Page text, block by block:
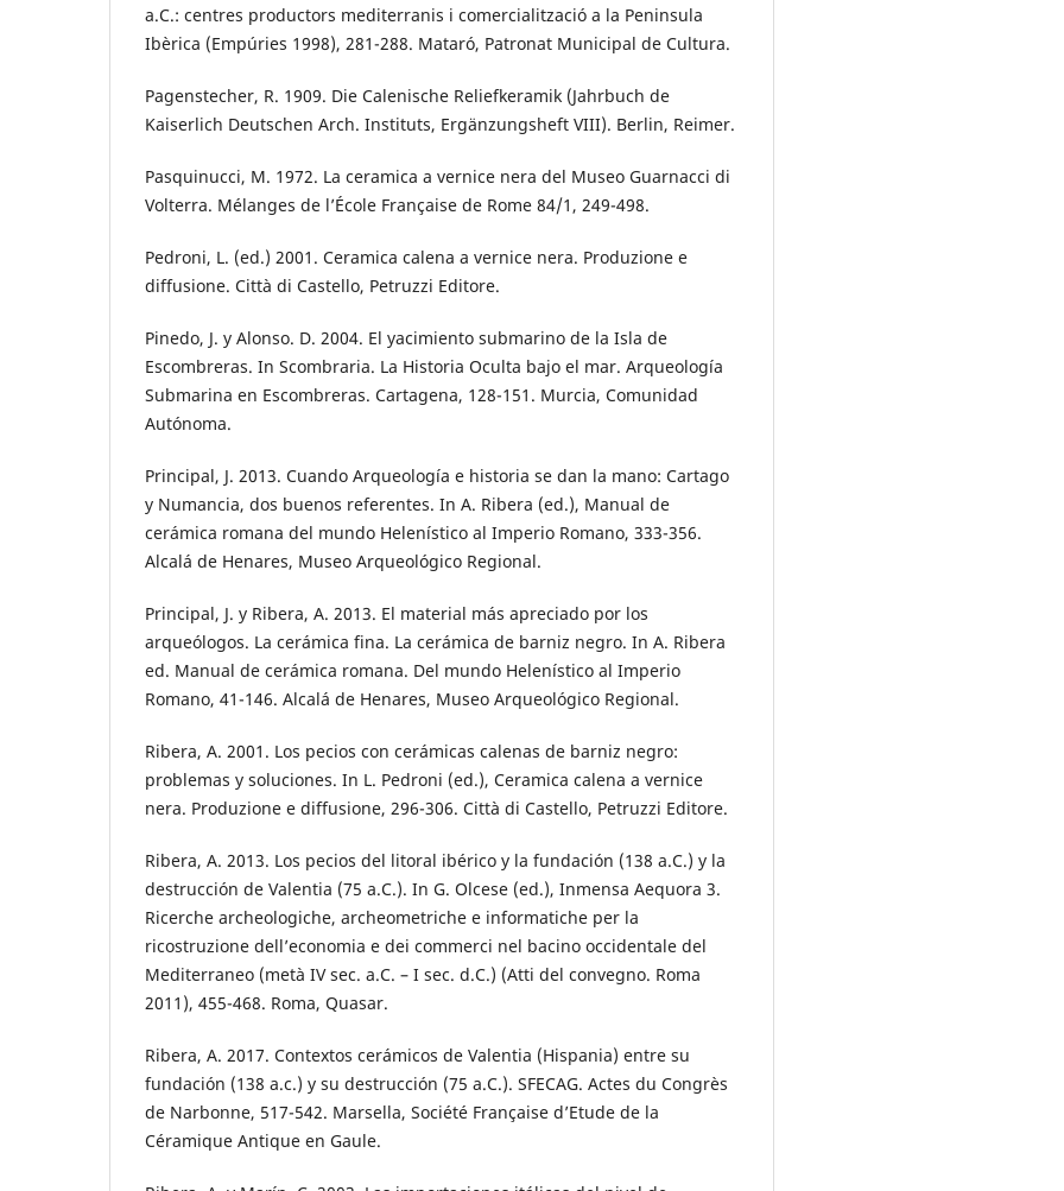
a.C.: centres productors mediterranis i comercialització a la Peninsula
Ibèrica (Empúries 1998), 281-288. Mataró, Patronat Municipal de Cultura.
Pagenstecher, R. 1909. Die Calenische Reliefkeramik (Jahrbuch de
Kaiserlich Deutschen Arch. Instituts, Ergänzungsheft VIII). Berlin, Reimer.
Pasquinucci, M. 1972. La ceramica a vernice nera del Museo Guarnacci di
Volterra. Mélanges de l’École Française de Rome 84/1, 249-498.
Pedroni, L. (ed.) 2001. Ceramica calena a vernice nera. Produzione e
diffusione. Città di Castello, Petruzzi Editore.
Pinedo, J. y Alonso. D. 2004. El yacimiento submarino de la Isla de
Escombreras. In Scombraria. La Historia Oculta bajo el mar. Arqueología
Submarina en Escombreras. Cartagena, 128-151. Murcia, Comunidad
Autónoma.
Principal, J. 2013. Cuando Arqueología e historia se dan la mano: Cartago
y Numancia, dos buenos referentes. In A. Ribera (ed.), Manual de
cerámica romana del mundo Helenístico al Imperio Romano, 333-356.
Alcalá de Henares, Museo Arqueológico Regional.
Principal, J. y Ribera, A. 2013. El material más apreciado por los
arqueólogos. La cerámica fina. La cerámica de barniz negro. In A. Ribera
ed. Manual de cerámica romana. Del mundo Helenístico al Imperio
Romano, 41-146. Alcalá de Henares, Museo Arqueológico Regional.
Ribera, A. 2001. Los pecios con cerámicas calenas de barniz negro:
problemas y soluciones. In L. Pedroni (ed.), Ceramica calena a vernice
nera. Produzione e diffusione, 296-306. Città di Castello, Petruzzi Editore.
Ribera, A. 2013. Los pecios del litoral ibérico y la fundación (138 a.C.) y la
destrucción de Valentia (75 a.C.). In G. Olcese (ed.), Inmensa Aequora 3.
Ricerche archeologiche, archeometriche e informatiche per la
ricostruzione dell’economia e dei commerci nel bacino occidentale del
Mediterraneo (metà IV sec. a.C. – I sec. d.C.) (Atti del convegno. Roma
2011), 455-468. Roma, Quasar.
Ribera, A. 2017. Contextos cerámicos de Valentia (Hispania) entre su
fundación (138 a.c.) y su destrucción (75 a.C.). SFECAG. Actes du Congrès
de Narbonne, 517-542. Marsella, Société Française d’Etude de la
Céramique Antique en Gaule.